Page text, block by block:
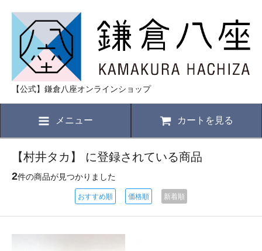
【公式】鎌倉八座オンラインショップ
メニュー カートを見る
【村井タカ】 に登録されている商品
2件の商品が見つかりました
おすすめ順 価格順 新着順